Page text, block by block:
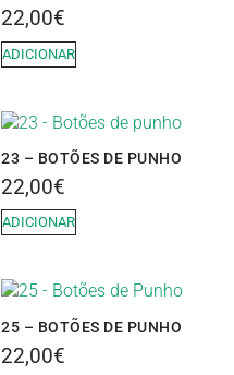
22,00€
ADICIONAR
23 – BOTÕES DE PUNHO
22,00€
ADICIONAR
25 – BOTÕES DE PUNHO
22,00€